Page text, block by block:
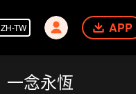
ZH-TW APP
一念永恆